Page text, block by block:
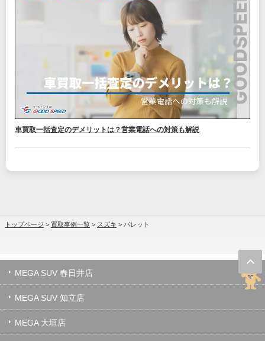
車買取一括査定のデメリットは？営業電話への対策も解説
トップページ > 買取事例一覧 > スズキ > パレット
MEGA SUV 春日井店
MEGA SUV 知立店
MEGA 大垣店